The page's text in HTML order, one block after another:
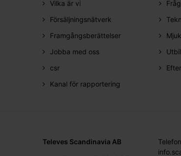
Vilka är vi
Försäljningsnätverk
Framgångsberättelser
Jobba med oss
csr
Kanal för rapportering
Televes Scandinavia AB